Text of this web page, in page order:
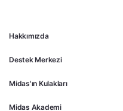
Hakkımızda
Destek Merkezi
Midas'ın Kulakları
Midas Akademi